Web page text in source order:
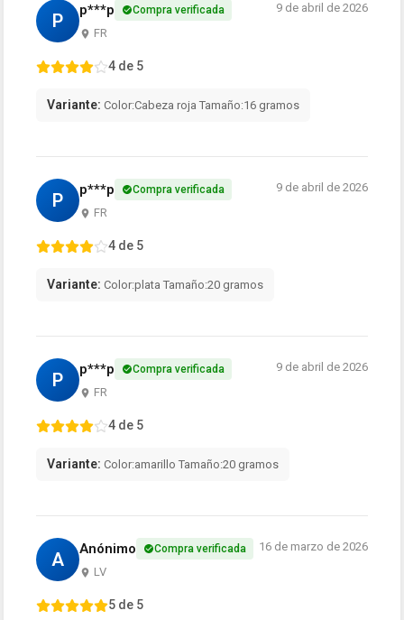
P p***p Compra verificada
FR
9 de abril de 2026
4 de 5
Variante: Color:Cabeza roja Tamaño:16 gramos
P p***p Compra verificada
FR
9 de abril de 2026
4 de 5
Variante: Color:plata Tamaño:20 gramos
P p***p Compra verificada
FR
9 de abril de 2026
4 de 5
Variante: Color:amarillo Tamaño:20 gramos
A Anónimo Compra verificada
LV
16 de marzo de 2026
5 de 5